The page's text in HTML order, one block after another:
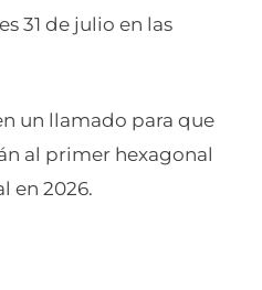
31 de julio en las
un llamado para que
al primer hexagonal
en 2026.